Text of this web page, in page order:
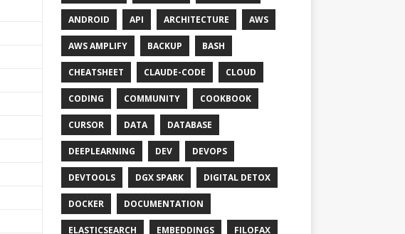
ANDROID API ARCHITECTURE AWS
AWS AMPLIFY BACKUP BASH
CHEATSHEET CLAUDE-CODE CLOUD
CODING COMMUNITY COOKBOOK
CURSOR DATA DATABASE
DEEPLEARNING DEV DEVOPS
DEVTOOLS DGX SPARK DIGITAL DETOX
DOCKER DOCUMENTATION
ELASTICSEARCH EMBEDDINGS FILOFAX